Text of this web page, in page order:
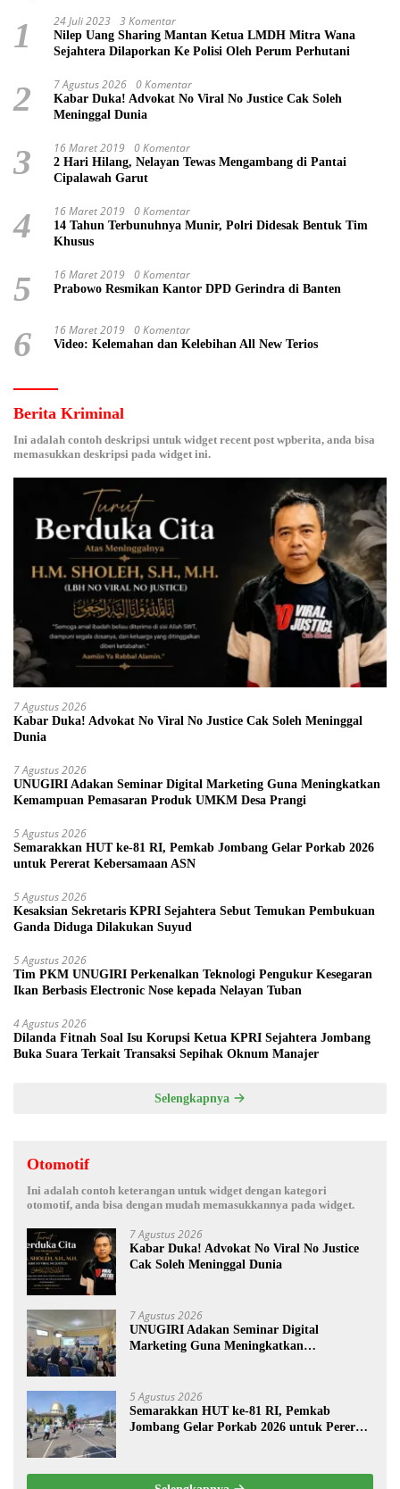
1 24 Juli 2023 3 Komentar
Nilep Uang Sharing Mantan Ketua LMDH Mitra Wana
Sejahtera Dilaporkan Ke Polisi Oleh Perum Perhutani
2 7 Agustus 2026 0 Komentar
Kabar Duka! Advokat No Viral No Justice Cak Soleh
Meninggal Dunia
3 16 Maret 2019 0 Komentar
2 Hari Hilang, Nelayan Tewas Mengambang di Pantai
Cipalawah Garut
4 16 Maret 2019 0 Komentar
14 Tahun Terbunuhnya Munir, Polri Didesak Bentuk Tim
Khusus
5 16 Maret 2019 0 Komentar
Prabowo Resmikan Kantor DPD Gerindra di Banten
6 16 Maret 2019 0 Komentar
Video: Kelemahan dan Kelebihan All New Terios
Berita Kriminal
Ini adalah contoh deskripsi untuk widget recent post wpberita, anda bisa
memasukkan deskripsi pada widget ini.
7 Agustus 2026
Kabar Duka! Advokat No Viral No Justice Cak Soleh Meninggal
Dunia
7 Agustus 2026
UNUGIRI Adakan Seminar Digital Marketing Guna Meningkatkan
Kemampuan Pemasaran Produk UMKM Desa Prangi
5 Agustus 2026
Semarakkan HUT ke-81 RI, Pemkab Jombang Gelar Porkab 2026
untuk Pererat Kebersamaan ASN
5 Agustus 2026
Kesaksian Sekretaris KPRI Sejahtera Sebut Temukan Pembukuan
Ganda Diduga Dilakukan Suyud
5 Agustus 2026
Tim PKM UNUGIRI Perkenalkan Teknologi Pengukur Kesegaran
Ikan Berbasis Electronic Nose kepada Nelayan Tuban
4 Agustus 2026
Dilanda Fitnah Soal Isu Korupsi Ketua KPRI Sejahtera Jombang
Buka Suara Terkait Transaksi Sepihak Oknum Manajer
Selengkapnya
Otomotif
Ini adalah contoh keterangan untuk widget dengan kategori
otomotif, anda bisa dengan mudah memasukkannya pada widget.
7 Agustus 2026
Kabar Duka! Advokat No Viral No Justice
Cak Soleh Meninggal Dunia
7 Agustus 2026
UNUGIRI Adakan Seminar Digital
Marketing Guna Meningkatkan
5 Agustus 2026
Semarakkan HUT ke-81 RI, Pemkab
Jombang Gelar Porkab 2026 untuk Pererat